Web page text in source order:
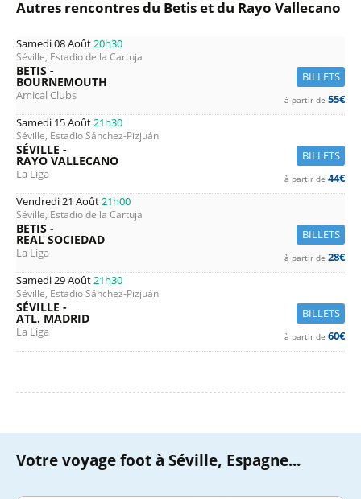
Autres rencontres du Betis et du Rayo Vallecano
Samedi 08 Août20h30
Séville, Estadio de la Cartuja
BILLETS
BETIS -
BOURNEMOUTH
Amical Clubs à partir de 55€
Samedi 15 Août21h30
Séville, Estadio Sánchez-Pizjuán
BILLETS
SÉVILLE -
RAYO VALLECANO
La Liga à partir de 44€
Vendredi 21 Août21h00
Séville, Estadio de la Cartuja
BILLETS
BETIS -
REAL SOCIEDAD
La Liga à partir de 28€
Samedi 29 Août21h30
Séville, Estadio Sánchez-Pizjuán
BILLETS
SÉVILLE -
ATL. MADRID
La Liga à partir de 60€
Votre voyage foot à Séville, Espagne...